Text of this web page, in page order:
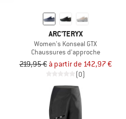
ARC'TERYX
Women's Konseal GTX
Chaussures d'approche
219,95 € à partir de 142,97 €
(0)